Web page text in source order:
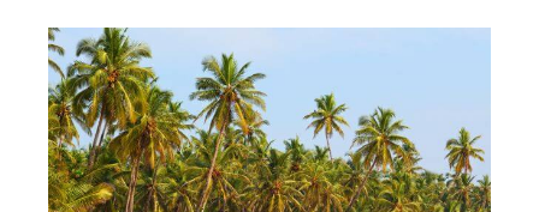
טיולים לאוסטרליה וניו זילנד לחצו לרשימת